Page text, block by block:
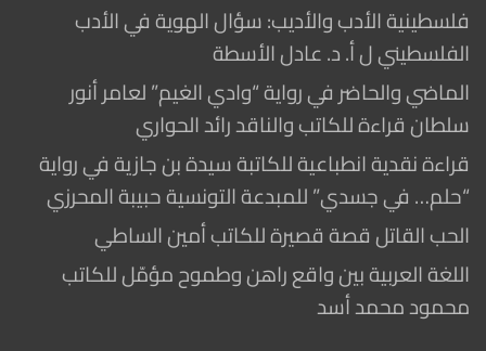
فلسطينية الأدب والأديب: سؤال الهوية في الأدب
الفلسطيني ل أ. د. عادل الأسطة
الماضي والحاضر في رواية “وادي الغيم” لعامر أنور
سلطان قراءة للكاتب والناقد رائد الحواري
قراءة نقدية انطباعية للكاتبة سيدة بن جازية في رواية
“حلم… في جسدي” للمبدعة التونسية حبيبة المحرزي
الحب القاتل قصة قصيرة للكاتب أمين الساطي
اللغة العربية بين واقع راهن وطموح مؤمّل للكاتب
محمود محمد أسد